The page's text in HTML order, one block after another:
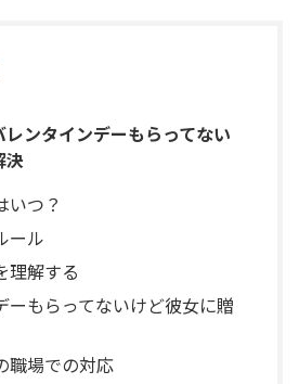
ンタインデーもらってない
決
いつ？
ール
理解する
ーもらってないけど彼女に贈
職場での対応